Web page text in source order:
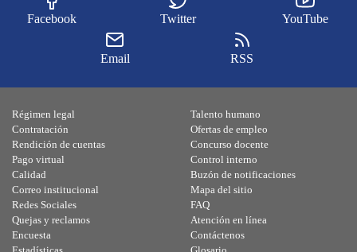
Facebook Twitter YouTube
Email RSS
Régimen legal
Contratación
Rendición de cuentas
Pago virtual
Calidad
Talento humano
Ofertas de empleo
Concurso docente
Control interno
Buzón de notificaciones
Correo institucional
Redes Sociales
Quejas y reclamos
Encuesta
Mapa del sitio
FAQ
Atención en línea
Contáctenos